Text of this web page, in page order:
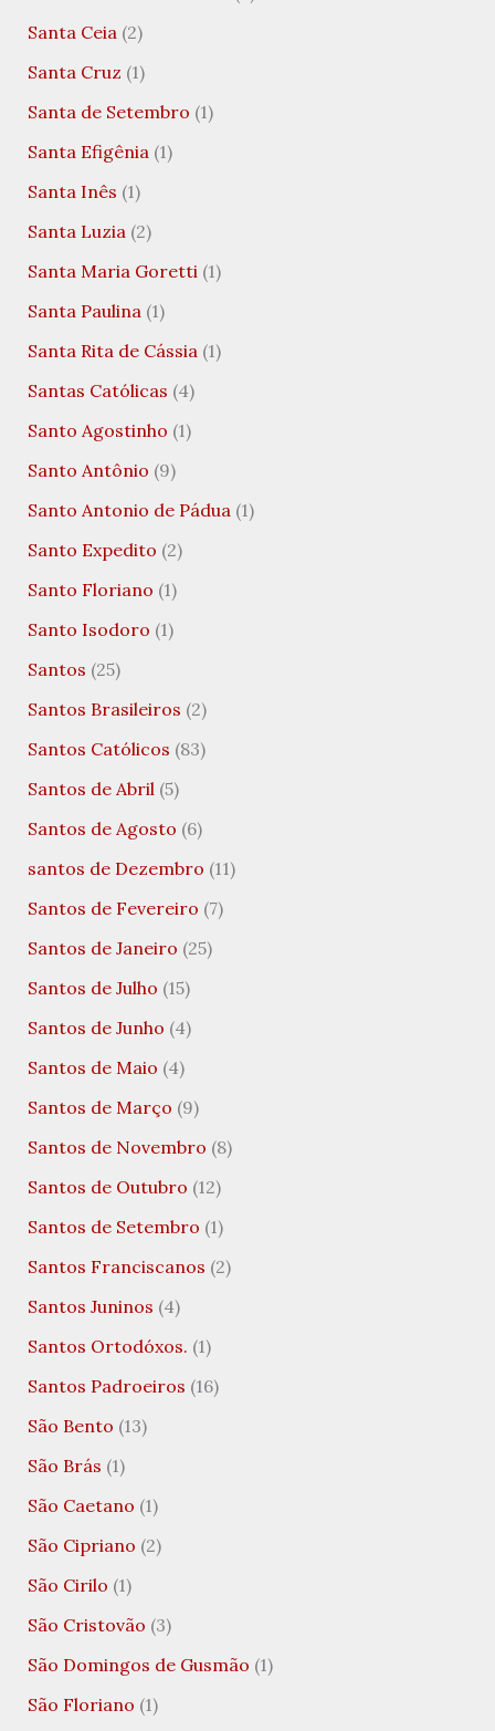
Santa Ceia (2)
Santa Cruz (1)
Santa de Setembro (1)
Santa Efigênia (1)
Santa Inês (1)
Santa Luzia (2)
Santa Maria Goretti (1)
Santa Paulina (1)
Santa Rita de Cássia (1)
Santas Católicas (4)
Santo Agostinho (1)
Santo Antônio (9)
Santo Antonio de Pádua (1)
Santo Expedito (2)
Santo Floriano (1)
Santo Isodoro (1)
Santos (25)
Santos Brasileiros (2)
Santos Católicos (83)
Santos de Abril (5)
Santos de Agosto (6)
santos de Dezembro (11)
Santos de Fevereiro (7)
Santos de Janeiro (25)
Santos de Julho (15)
Santos de Junho (4)
Santos de Maio (4)
Santos de Março (9)
Santos de Novembro (8)
Santos de Outubro (12)
Santos de Setembro (1)
Santos Franciscanos (2)
Santos Juninos (4)
Santos Ortodóxos. (1)
Santos Padroeiros (16)
São Bento (13)
São Brás (1)
São Caetano (1)
São Cipriano (2)
São Cirilo (1)
São Cristovão (3)
São Domingos de Gusmão (1)
São Floriano (1)